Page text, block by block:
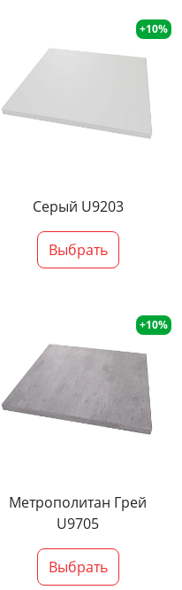
+10%
Серый U9203
Выбрать
+10%
Метрополитан Грей
U9705
Выбрать